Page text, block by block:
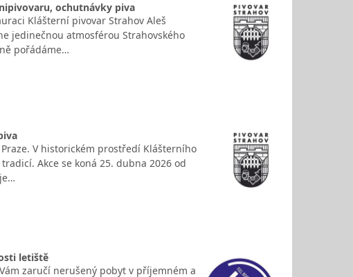
ochutnávky piva
Klášterní pivovar Strahov Aleš
jedinečnou atmosférou Strahovského
pořádáme…
V historickém prostředí Klášterního
Akce se koná 25. dubna 2026 od
letiště
zaručí nerušený pobyt v příjemném a